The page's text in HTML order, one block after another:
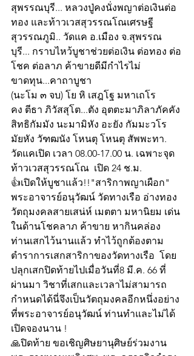
สุพรรณบุรี... หลวงปู่คงนั่งพญาต่อเงินต่อ
ทอง และท้าวเวสสุวรรณโณเศรษฐี
สุวรรณภูมิ.. วัดแค อ.เมือง จ.สุพรรณ
บุรี... กราบไหว้บูชาช่วยต่อเงิน ต่อทอง ต่อ
โชค ต่อลาภ ค้าขายดีมีกำไรไม่
ขาดทุน...คาถาบูชา
(นะโม ๓ จบ) โย หิ เสฎโฐ มหาเถโร
คง ตีธา ภิวัสสุโต...ตัง อุตตะมาภิลาภัคคัง
สิทธิกัมมัง นะมามิหัง อะยัง กัมมะวโร
มัยหัง วัฑฒนัง โหนตุ โหนตุ สัพพะทา.
วัดแคเปิด เวลา 08.00-17.00 น. เฉพาะจุด
ท้าวเวสสุวรรณโณ  เปิด 24 ช.ม.
👍เปิดให้บูชาแล้ว!!"สาริกาพญาเผือก"
พระอาจารย์อนุวัฒน์ วัดทางเรือ อ่างทอง
วัตถุมงคลสายเสน่ห์ เมตตา มหานิยม เด่น
ในด้านโชคลาภ ค้าขาย หากินคล่อง
ท่านเสกไว้นานแล้ว ทำไว้ถูกต้องตาม
ตำราการเสกสาริกาของวัดทางเรือ  โดย
ปลุกเสกปิดท้ายไปเมื่อวันที่8 มี.ค. 66 ที่
ผ่านมา วิชาที่เสกและเวลาไม่สามารถ
กำหนดได้นี่จึงเป็นวัตถุมงคลอีกหนึ่งอย่าง
ที่พระอาจารย์อนุวัฒน์ ท่านทำและไม่ได้
เปิดจองนาน !
🙏ปิดท้าย ขอเชิญศิษยานุศิษย์ร่วมงาน